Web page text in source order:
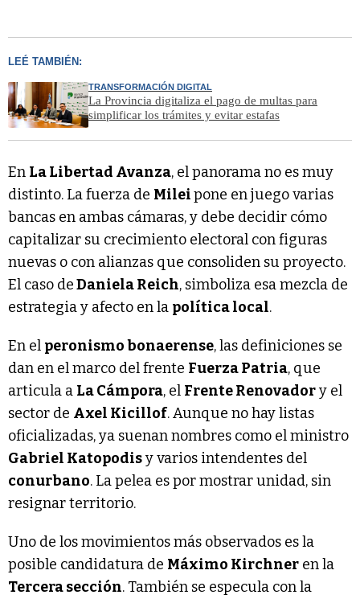
LEÉ TAMBIÉN:
TRANSFORMACIÓN DIGITAL
La Provincia digitaliza el pago de multas para
simplificar los trámites y evitar estafas
En La Libertad Avanza, el panorama no es muy
distinto. La fuerza de Mileipone en juego varias
bancas en ambas cámaras, y debe decidir cómo
capitalizar su crecimiento electoral con figuras
nuevas o con alianzas que consoliden su proyecto.
El caso deDaniela Reich, simboliza esa mezcla de
estrategia y afecto en la política local.
En el peronismo bonaerense, las definiciones se
dan en el marco del frente Fuerza Patria, que
articula a La Cámpora, el Frente Renovadory el
sector de Axel Kicillof. Aunque no hay listas
oficializadas, ya suenan nombres como el ministro
Gabriel Katopodisy varios intendentes del
conurbano. La pelea es por mostrar unidad, sin
resignar territorio.
Uno de los movimientos más observados es la
posible candidatura de Máximo Kirchner en la
Tercera sección. También se especula con la